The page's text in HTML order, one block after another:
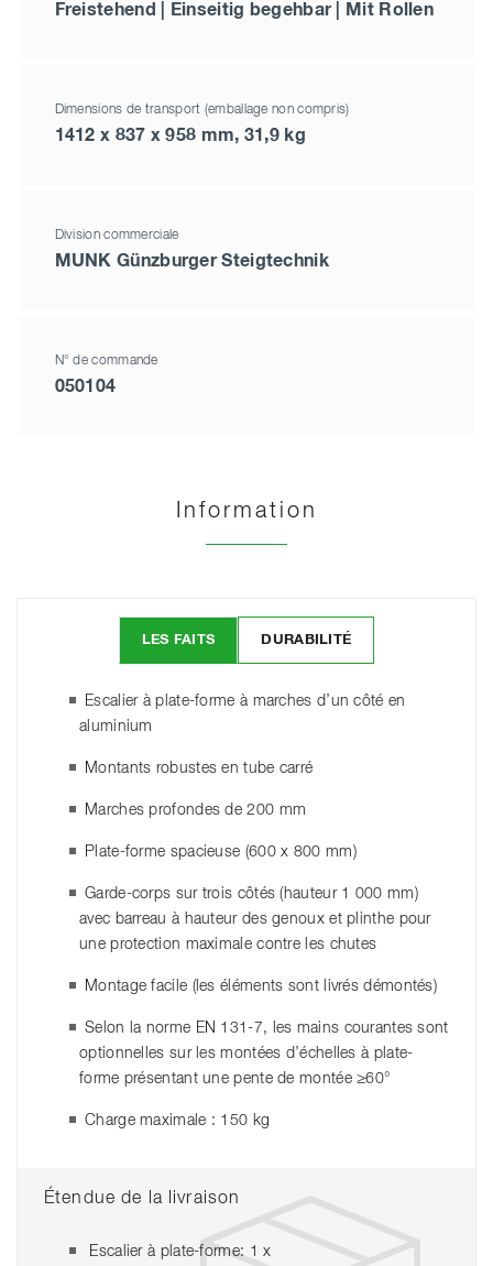
Freistehend | Einseitig begehbar | Mit Rollen
Dimensions de transport (emballage non compris)
1412 x 837 x 958 mm, 31,9 kg
Division commerciale
MUNK Günzburger Steigtechnik
N° de commande
050104
Information
LES FAITS DURABILITÉ
Escalier à plate-forme à marches d’un côté en
aluminium
Montants robustes en tube carré
Marches profondes de 200 mm
Plate-forme spacieuse (600 x 800 mm)
Garde-corps sur trois côtés (hauteur 1 000 mm)
avec barreau à hauteur des genoux et plinthe pour
une protection maximale contre les chutes
Montage facile (les éléments sont livrés démontés)
Selon la norme EN 131-7, les mains courantes sont
optionnelles sur les montées d’échelles à plate-
forme présentant une pente de montée ≥60°
Charge maximale : 150 kg
Étendue de la livraison
Escalier à plate-forme: 1 x